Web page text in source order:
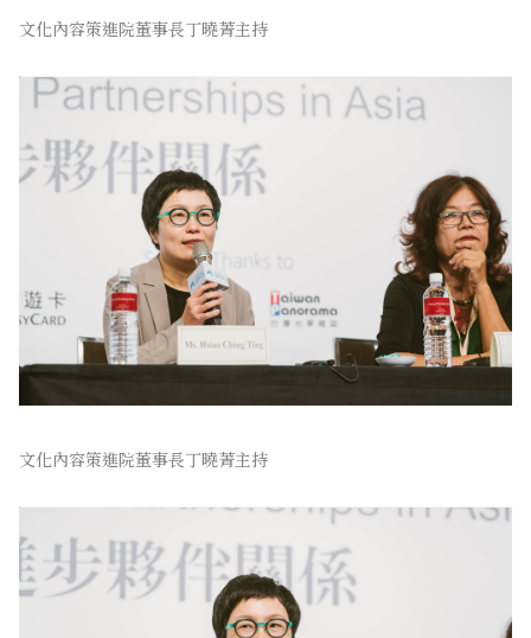
文化內容策進院董事長丁曉菁主持
文化內容策進院董事長丁曉菁主持